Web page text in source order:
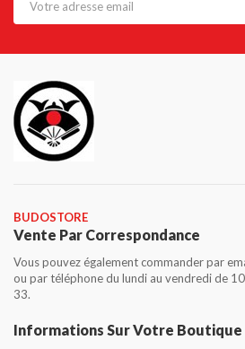
BUDOSTORE
Vente Par Correspondance
Vous pouvez également commander par
ou par téléphone du lundi au vendredi de
33.
Informations Sur Votre Boutique